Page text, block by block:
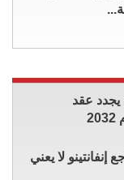
يجدد عقد
إنفانتينو لا يعني